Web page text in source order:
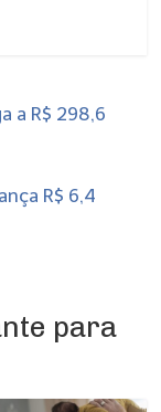
a R$ 298,6
R$ 6,4
para